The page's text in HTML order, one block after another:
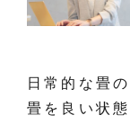
日常的な畳
畳を良い状